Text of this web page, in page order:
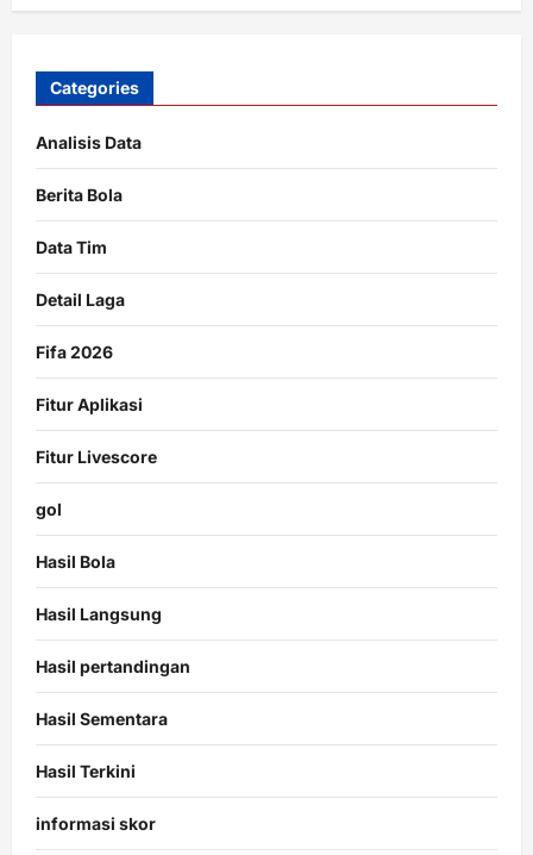
Categories
Analisis Data
Berita Bola
Data Tim
Detail Laga
Fifa 2026
Fitur Aplikasi
Fitur Livescore
gol
Hasil Bola
Hasil Langsung
Hasil pertandingan
Hasil Sementara
Hasil Terkini
informasi skor